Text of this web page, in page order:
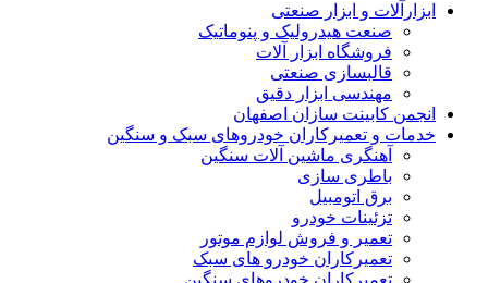
ابزارآلات و ابزار صنعتی
صنعت هیدرولیک و پنوماتیک
فروشگاه ابزار آلات
قالبسازی صنعتی
مهندسی ابزار دقیق
انجمن کابینت سازان اصفهان
خدمات و تعمیرکاران خودروهای سبک و سنگین
آهنگری ماشین آلات سنگین
باطری سازی
برق اتومبیل
تزئینات خودرو
تعمیر و فروش لوازم موتور
تعمیرکاران خودرو های سبک